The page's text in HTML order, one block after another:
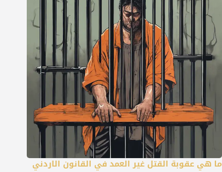
ما هي عقوبة القتل غير العمد في القانون الاردني